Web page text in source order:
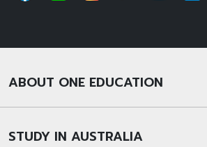
ABOUT ONE EDUCATION
STUDY IN AUSTRALIA